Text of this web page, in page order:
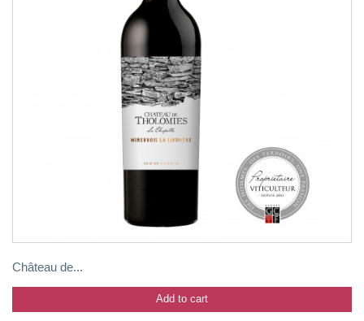
Château de...
Add to cart